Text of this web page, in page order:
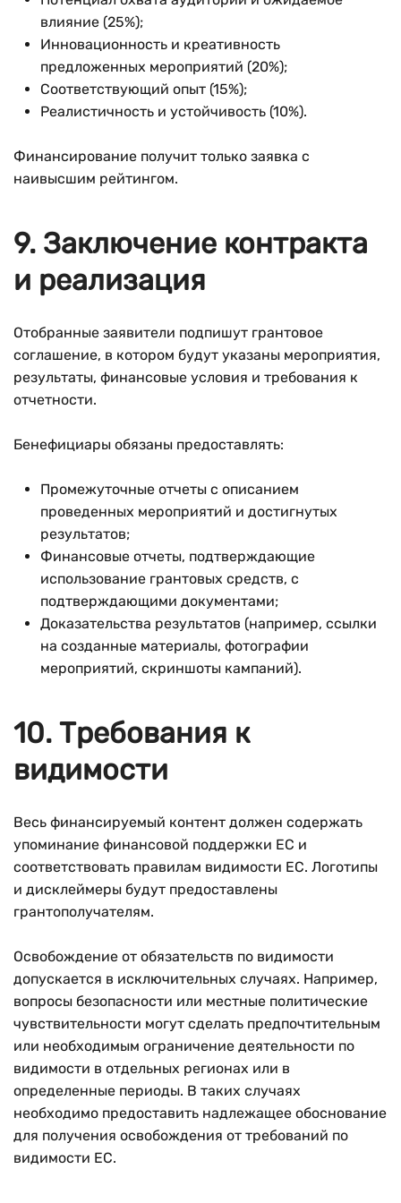
влияние (25%);
Инновационность и креативность
предложенных мероприятий (20%);
Соответствующий опыт (15%);
Реалистичность и устойчивость (10%).
Финансирование получит только заявка с
наивысшим рейтингом.
9. Заключение контракта
и реализация
Отобранные заявители подпишут грантовое
соглашение, в котором будут указаны мероприятия,
результаты, финансовые условия и требования к
отчетности.
Бенефициары обязаны предоставлять:
Промежуточные отчеты с описанием
проведенных мероприятий и достигнутых
результатов;
Финансовые отчеты, подтверждающие
использование грантовых средств, с
подтверждающими документами;
Доказательства результатов (например, ссылки
на созданные материалы, фотографии
мероприятий, скриншоты кампаний).
10. Требования к
видимости
Весь финансируемый контент должен содержать
упоминание финансовой поддержки ЕС и
соответствовать правилам видимости ЕС. Логотипы
и дисклеймеры будут предоставлены
грантополучателям.
Освобождение от обязательств по видимости
допускается в исключительных случаях. Например,
вопросы безопасности или местные политические
чувствительности могут сделать предпочтительным
или необходимым ограничение деятельности по
видимости в отдельных регионах или в
определенные периоды. В таких случаях
необходимо предоставить надлежащее обоснование
для получения освобождения от требований по
видимости ЕС.